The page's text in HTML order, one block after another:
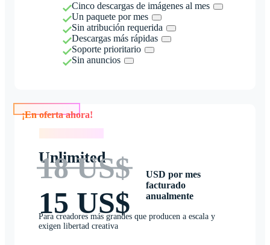
Cinco descargas de imágenes al mes
Un paquete por mes
Sin atribución requerida
Descargas más rápidas
Soporte prioritario
Sin anuncios
Unlimited
18 US$
15 US$
USD por mes
facturado
anualmente
Para creadores más grandes que producen a escala y
exigen libertad creativa